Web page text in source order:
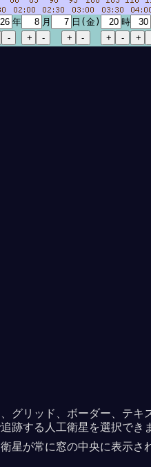
年 月 日(金) 時
グリッド、ボーダー、テ
跡する人工衛星を選択でき
星が常に窓の中央に表示